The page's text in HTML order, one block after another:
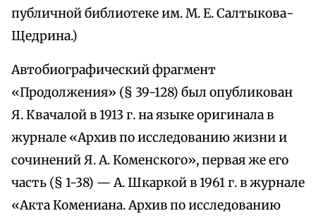
публичной библиотеке им. М. Е. Салтыкова-
Щедрина.)
Автобиографический фрагмент
«Продолжения» (§ 39-128) был опубликован
Я. Квачалой в 1913 г. на языке оригинала в
журнале «Архив по исследованию жизни и
сочинений Я. А. Коменского», первая же его
часть (§ 1-38) — А. Шкаркой в 1961 г. в журнале
«Акта Комениана. Архив по исследованию